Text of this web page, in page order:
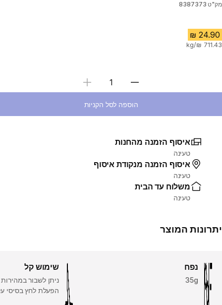
מק"ט 8387373
בחירת כמות
הוספה לסל הקניות
איסוף הזמנה מהחנות
טעינה
איסוף הזמנה מנקודת איסוף
טעינה
משלוח עד הבית
טעינה
יתרונות המוצר
נפח
35g
שימוש קל
ניתן לשבור
הפעלת לחץ בסיסי